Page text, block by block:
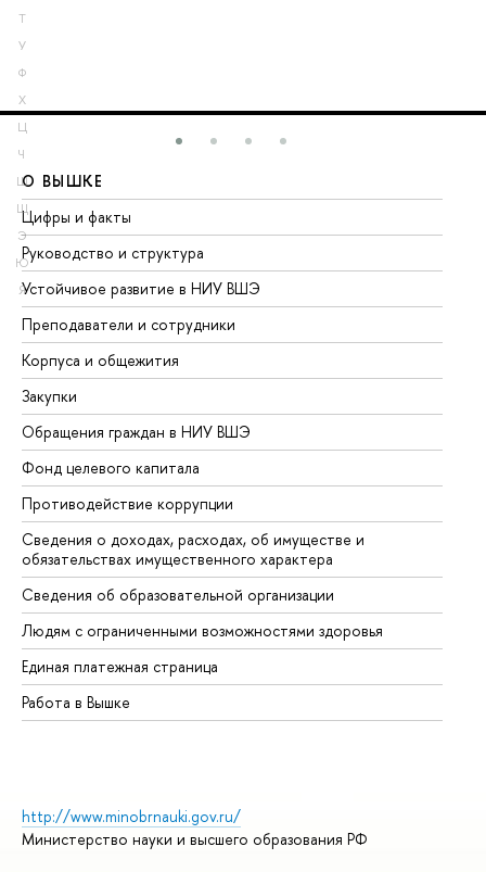
Т
У
Ф
Х
Ц
Ч
Ш
Щ
Э
Ю
Я
О ВЫШКЕ
Цифры и факты
Руководство и структура
Устойчивое развитие в НИУ ВШЭ
Преподаватели и сотрудники
Корпуса и общежития
Закупки
Обращения граждан в НИУ ВШЭ
Фонд целевого капитала
Противодействие коррупции
Сведения о доходах, расходах, об имуществе и
обязательствах имущественного характера
Сведения об образовательной организации
Людям с ограниченными возможностями здоровья
Единая платежная страница
Работа в Вышке
http://www.minobrnauki.gov.ru/
Министерство науки и высшего образования РФ